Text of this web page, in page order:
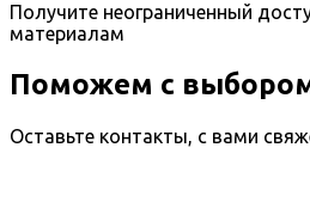
Получите неограниченный
материалам
Поможем с
Оставьте контакты, с вами